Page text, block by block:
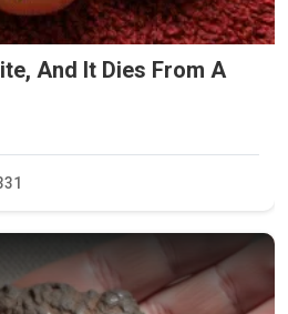
And It Dies From A